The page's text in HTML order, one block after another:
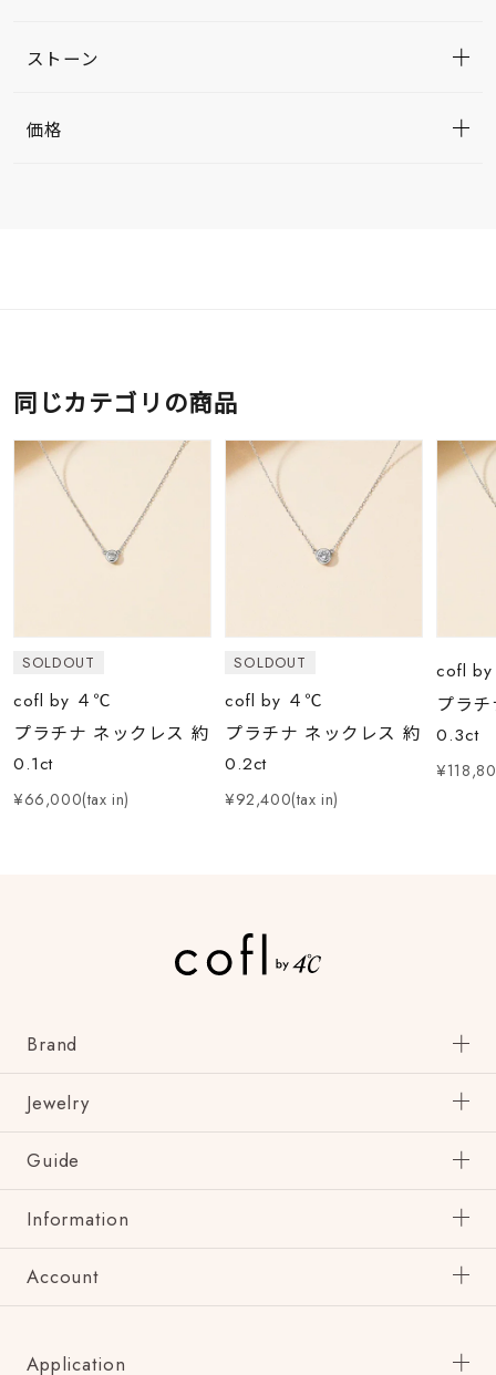
ストーン
価格
同じカテゴリの商品
SOLDOUT
cofl by ４℃
プラチナ ネックレス 約
0.1ct
¥66,000(tax in)
SOLDOUT
cofl by ４℃
プラチナ ネックレス 約
0.2ct
¥92,400(tax in)
cofl
プラ
0.3ct
Brand
Jewelry
Guide
Information
Account
Application